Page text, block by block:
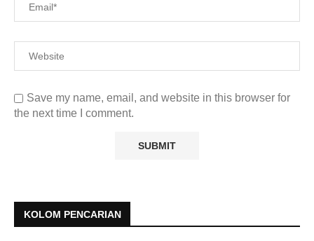
Save my name, email, and website in this browser for
the next time I comment.
KOLOM PENCARIAN